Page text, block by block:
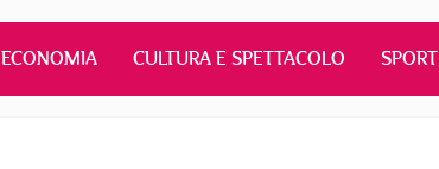
ECONOMIA CULTURA E SPETTACOLO SPORT